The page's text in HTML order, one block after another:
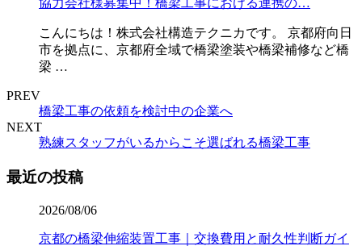
協力会社様募集中！橋梁工事における連携の…
こんにちは！株式会社構造テクニカです。 京都府向日
市を拠点に、京都府全域で橋梁塗装や橋梁補修など橋
梁 …
PREV
橋梁工事の依頼を検討中の企業へ
NEXT
熟練スタッフがいるからこそ選ばれる橋梁工事
最近の投稿
2026/08/06
京都の橋梁伸縮装置工事｜交換費用と耐久性判断ガイ